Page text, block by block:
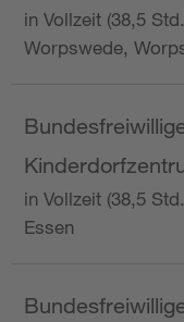
in Vollzeit (38,5
Worpswede,
in Vollzeit (38,5
Essen